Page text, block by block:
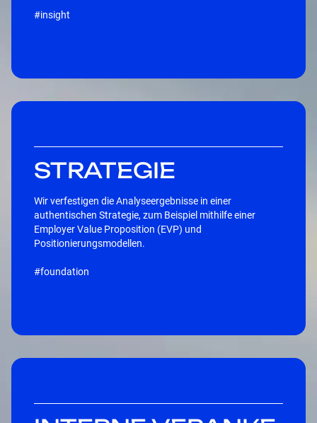
#insight
STRATEGIE
Wir verfestigen die Analyseergebnisse in einer
authentischen Strategie, zum Beispiel mithilfe einer
Employer Value Proposition (EVP) und
Positionierungsmodellen.
#foundation